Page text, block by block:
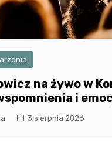
na żywo w
i
3 sierpnia 2026